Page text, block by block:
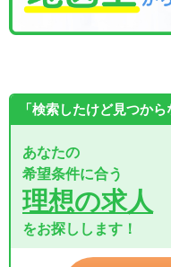
「検索したけど見つから
あなたの
希望条件に合う
理想の求人
をお探しします！